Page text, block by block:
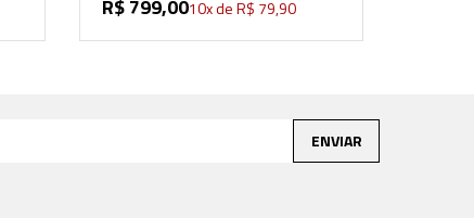
R$ 799,0010x deR$ 79,90
ENVIAR